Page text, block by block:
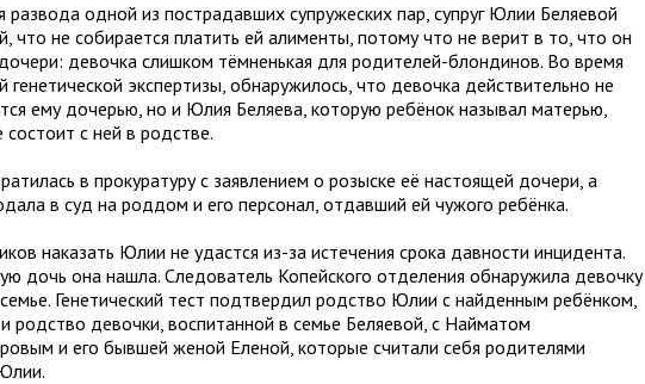
развода одной из пострадавших супружеских пар, супруг Юлии Беляевой
что не собирается платить ей алименты, потому что не верит в то, что он
девочка слишком тёмненькая для родителей-блондинов. Во время
генетической экспертизы, обнаружилось, что девочка действительно не
ему дочерью, но и Юлия Беляева, которую ребёнок называл матерью,
состоит с ней в родстве.
в прокуратуру с заявлением о розыске её настоящей дочери, а
в суд на роддом и его персонал, отдавший ей чужого ребёнка.
наказать Юлии не удастся из-за истечения срока давности инцидента.
дочь она нашла. Следователь Копейского отделения обнаружила девочку
Генетический тест подтвердил родство Юлии с найденным ребёнком,
родство девочки, воспитанной в семье Беляевой, с Найматом
и его бывшей женой Еленой, которые считали себя родителями